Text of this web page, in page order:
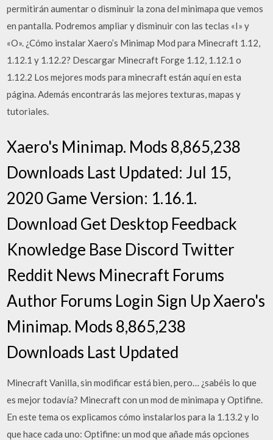
permitirán aumentar o disminuir la zona del minimapa que vemos
en pantalla. Podremos ampliar y disminuir con las teclas «I» y
«O». ¿Cómo instalar Xaero’s Minimap Mod para Minecraft 1.12,
1.12.1 y 1.12.2? Descargar Minecraft Forge 1.12, 1.12.1 o
1.12.2 Los mejores mods para minecraft están aquí en esta
página. Además encontrarás las mejores texturas, mapas y
tutoriales.
Xaero's Minimap. Mods 8,865,238
Downloads Last Updated: Jul 15,
2020 Game Version: 1.16.1.
Download Get Desktop Feedback
Knowledge Base Discord Twitter
Reddit News Minecraft Forums
Author Forums Login Sign Up Xaero's
Minimap. Mods 8,865,238
Downloads Last Updated
Minecraft Vanilla, sin modificar está bien, pero… ¿sabéis lo que
es mejor todavía? Minecraft con un mod de minimapa y Optifine.
En este tema os explicamos cómo instalarlos para la 1.13.2 y lo
que hace cada uno: Optifine: un mod que añade más opciones